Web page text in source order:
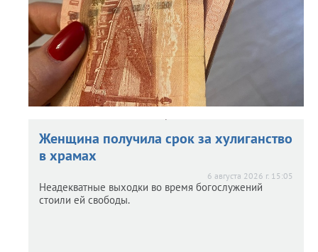
Женщина получила срок за хулиганство
в храмах
6 августа 2026 г. 15:05
Неадекватные выходки во время богослужений
стоили ей свободы.